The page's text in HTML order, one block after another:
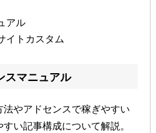
アル
イトカスタム
スマニュアル
やアドセンスで稼ぎやすい
い記事構成について解説。